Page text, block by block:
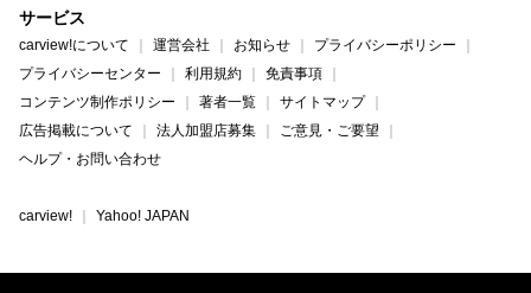
サービス
carview!について 運営会社 お知らせ
プライバシーポリシー
プライバシーセンター
利用規約
免責事項
コンテンツ制作ポリシー
著者一覧
サイトマップ
広告掲載について
法人加盟店募集
ご意見・ご要望
ヘルプ・お問い合わせ
carview! Yahoo! JAPAN